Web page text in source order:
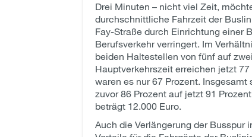
Drei Minuten – nicht viel Zeit,
durchschnittliche Fahrzeit der
Fay-Straße durch Einrichtung einer
Berufsverkehr verringert. Im
beiden Haltestellen von fünf auf
Hauptverkehrszeit erreichen jetzt
waren es nur 67 Prozent.
zuvor 86 Prozent auf jetzt 91
beträgt 12.000 Euro.
Auch die Verlängerung der Busspur